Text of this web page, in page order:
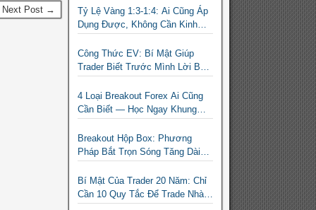
Next Post →
Tỷ Lệ Vàng 1:3-1:4: Ai Cũng Áp
Dụng Được, Không Cần Kinh
Công Thức EV: Bí Mật Giúp
Trader Biết Trước Mình Lời Bao
4 Loại Breakout Forex Ai Cũng
Cần Biết — Học Ngay Khung
Vẫn Ăn Tiền
Breakout Hộp Box: Phương
Pháp Bắt Trọn Sóng Tăng Dài
Bí Mật Của Trader 20 Năm: Chỉ
Cần 10 Quy Tắc Để Trade Nhàn